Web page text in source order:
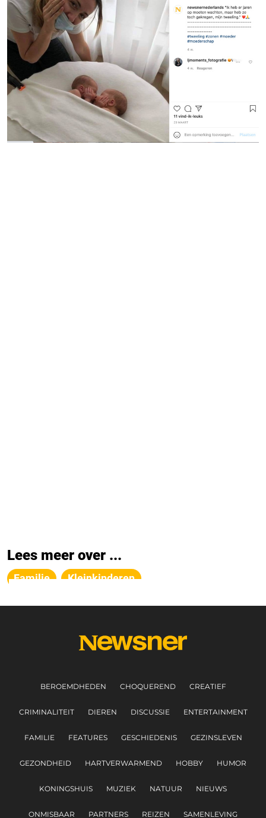
Lees meer over ...
Familie Kleinkinderen
BEROEMDHEDEN CHOQUEREND CREATIEF
CRIMINALITEIT DIEREN DISCUSSIE ENTERTAINMENT
FAMILIE FEATURES GESCHIEDENIS GEZINSLEVEN
GEZONDHEID HARTVERWARMEND HOBBY HUMOR
KONINGSHUIS MUZIEK NATUUR NIEUWS
ONMISBAAR PARTNERS REIZEN SAMENLEVING